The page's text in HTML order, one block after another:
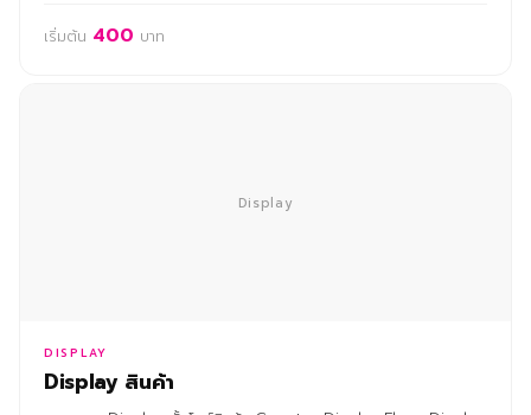
เริ่มต้น 400 บาท
Display
DISPLAY
Display สินค้า